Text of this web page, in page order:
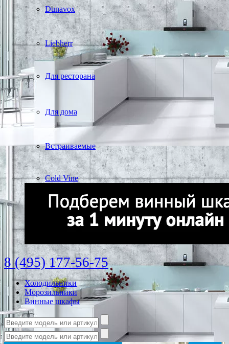
Dunavox
Liebherr
Для ресторана
Для дома
Встраиваемые
Cold Vine
8 (495) 177-56-75
Холодильники
Морозильники
Винные шкафы